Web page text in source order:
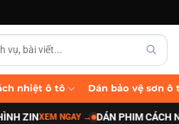
nhiệt ô tô Dán bảo vệ sơn ô
NGAY→ DÁN PHIM CÁCH NHIỆT XE